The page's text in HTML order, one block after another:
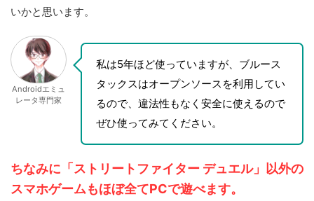
いかと思います。
Androidエミュ
レータ専門家
私は5年ほど使っていますが、ブルース
タックスはオープンソースを利用してい
るので、違法性もなく安全に使えるので
ぜひ使ってみてください。
ちなみに「ストリートファイター デュエル」以外の
スマホゲームもほぼ全てPCで遊べます。